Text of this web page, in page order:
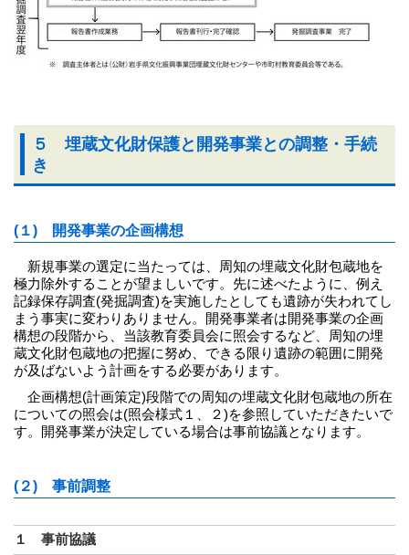
５ 埋蔵文化財保護と開発事業との調整・手続
き
(１) 開発事業の企画構想
新規事業の選定に当たっては、周知の埋蔵文化財包蔵地を
極力除外することが望ましいです。先に述べたように、例え
記録保存調査(発掘調査)を実施したとしても遺跡が失われてし
まう事実に変わりありません。開発事業者は開発事業の企画
構想の段階から、当該教育委員会に照会するなど、周知の埋
蔵文化財包蔵地の把握に努め、できる限り遺跡の範囲に開発
が及ばないよう計画をする必要があります。
企画構想(計画策定)段階での周知の埋蔵文化財包蔵地の所在
についての照会は(照会様式１、２)を参照していただきたいで
す。開発事業が決定している場合は事前協議となります。
(２) 事前調整
１ 事前協議